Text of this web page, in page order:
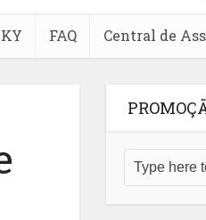
FAQ Central de